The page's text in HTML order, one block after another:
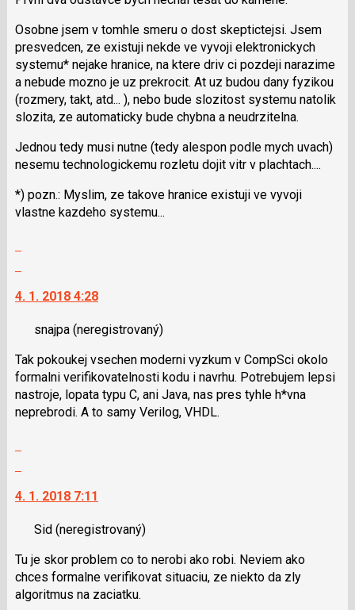
klávesy
N
pro
následující
a
P
pro
předchozí
nový
názor
Osobne jsem v tomhle smeru o dost skeptictejsi. Jsem
presvedcen, ze existuji nekde ve vyvoji elektronickych
systemu* nejake hranice, na ktere driv ci pozdeji narazime
a nebude mozno je uz prekrocit. At uz budou dany fyzikou
(rozmery, takt, atd... ), nebo bude slozitost systemu natolik
slozita, ze automaticky bude chybna a neudrzitelna.
Jednou tedy musi nutne (tedy alespon podle mych uvach)
nesemu technologickemu rozletu dojit vitr v plachtach....
*) pozn.: Myslim, ze takove hranice existuji ve vyvoji
vlastne kazdeho systemu...
další
názor.
navigaci
lze
použít
i
následující
a
P
předchozí
nový
názor
4. 1. 2018 4:28
snajpa (neregistrovaný)
Tak pokoukej vsechen moderni vyzkum v CompSci okolo
formalni verifikovatelnosti kodu i navrhu. Potrebujem lepsi
nastroje, lopata typu C, ani Java, nas pres tyhle h*vna
neprebrodi. A to samy Verilog, VHDL.
další
názor.
navigaci
lze
použít
4. 1. 2018 7:11
Sid (neregistrovaný)
Tu je skor problem co to nerobi ako robi. Neviem ako
chces formalne verifikovat situaciu, ze niekto da zly
algoritmus na zaciatku.